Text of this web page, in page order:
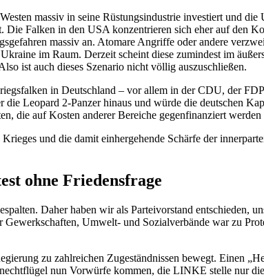
massiv in seine Rüstungsindustrie investiert und
Falken in den USA konzentrieren sich eher auf den
massiv an. Atomare Angriffe oder andere
im Raum. Derzeit scheint diese zumindest im
ist auch dieses Szenario nicht völlig auszuschließen.
in Deutschland – vor allem in der CDU, der
Leopard 2-Panzer hinaus und würde die deutschen
die auf Kosten anderer Bereiche gegenfinanziert werden
und die damit einhergehende Schärfe der
ohne Friedensfrage
Daher haben wir als Parteivorstand entschieden,
Umwelt- und Sozialverbände war zu
zu zahlreichen Zugeständnissen bewegt. Einen
nun Vorwürfe kommen, die LINKE stelle nur